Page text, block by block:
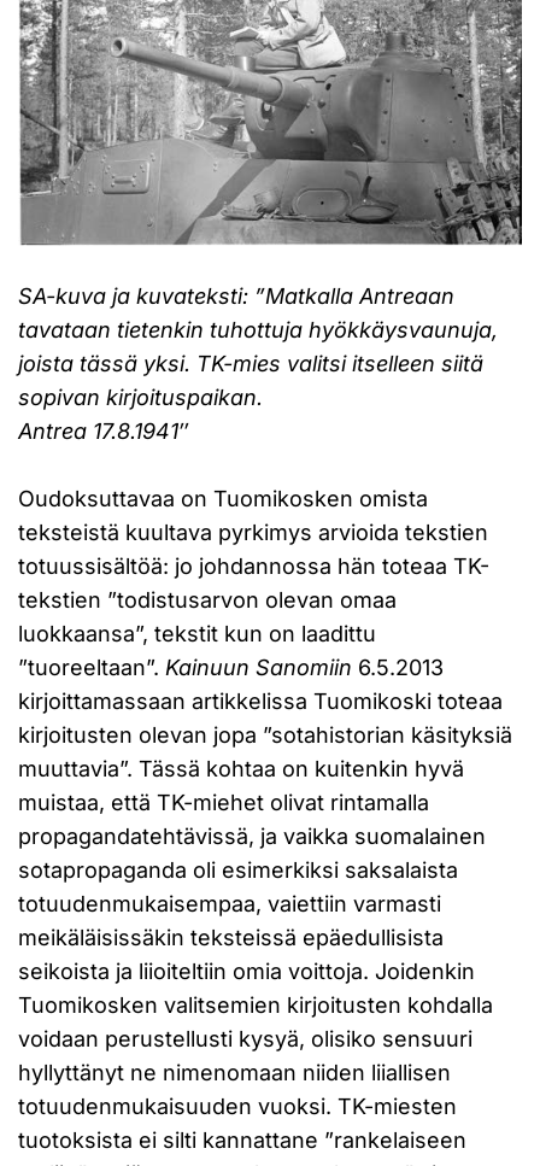
SA-kuva ja kuvateksti: ”Matkalla Antreaan
tavataan tietenkin tuhottuja hyökkäysvaunuja,
joista tässä yksi. TK-mies valitsi itselleen siitä
sopivan kirjoituspaikan.
Antrea 17.8.1941″
Oudoksuttavaa on Tuomikosken omista
teksteistä kuultava pyrkimys arvioida tekstien
totuussisältöä: jo johdannossa hän toteaa TK-
tekstien ”todistusarvon olevan omaa
luokkaansa”, tekstit kun on laadittu
”tuoreeltaan”. Kainuun Sanomiin 6.5.2013
kirjoittamassaan artikkelissa Tuomikoski toteaa
kirjoitusten olevan jopa ”sotahistorian käsityksiä
muuttavia”. Tässä kohtaa on kuitenkin hyvä
muistaa, että TK-miehet olivat rintamalla
propagandatehtävissä, ja vaikka suomalainen
sotapropaganda oli esimerkiksi saksalaista
totuudenmukaisempaa, vaiettiin varmasti
meikäläisissäkin teksteissä epäedullisista
seikoista ja liioiteltiin omia voittoja. Joidenkin
Tuomikosken valitsemien kirjoitusten kohdalla
voidaan perustellusti kysyä, olisiko sensuuri
hyllyttänyt ne nimenomaan niiden liiallisen
totuudenmukaisuuden vuoksi. TK-miesten
tuotoksista ei silti kannattane ”rankelaiseen